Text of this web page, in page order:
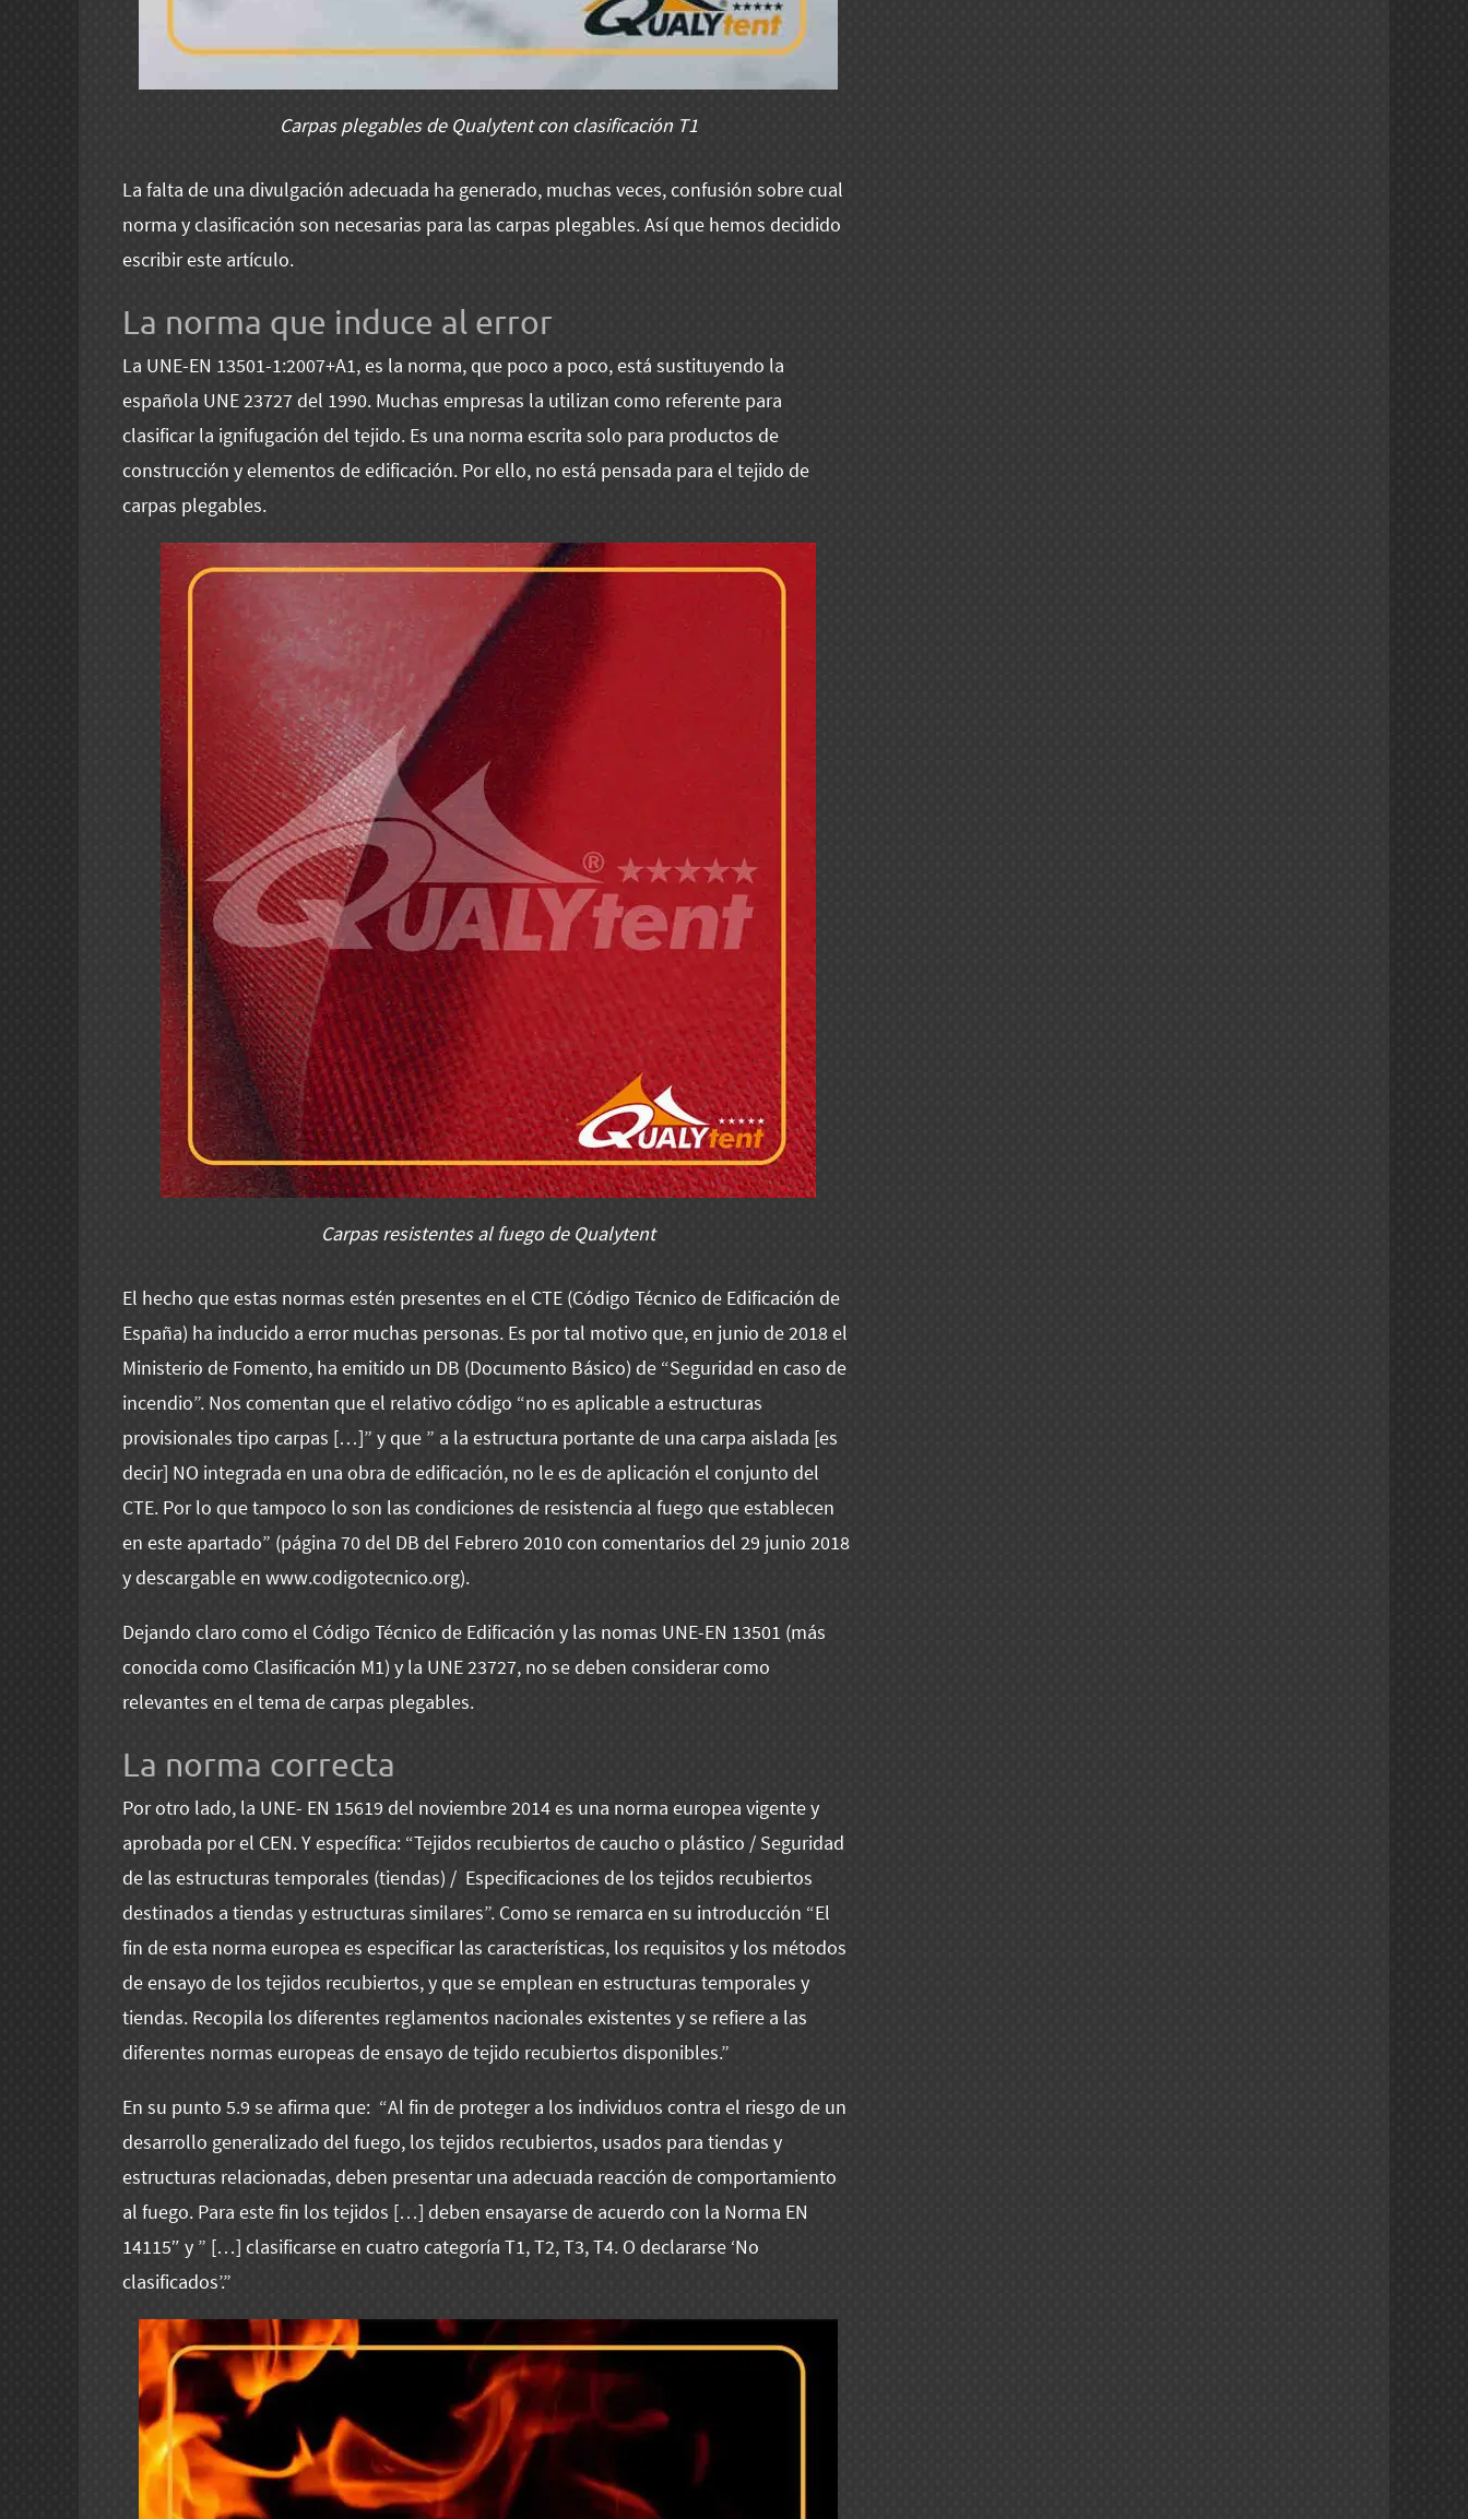
Carpas plegables de Qualytent con clasificación T1
La falta de una divulgación adecuada ha generado, muchas veces, confusión sobre cual
norma y clasificación son necesarias para las carpas plegables. Así que hemos decidido
escribir este artículo.
La norma que induce al error
La UNE-EN 13501-1:2007+A1, es la norma, que poco a poco, está sustituyendo la
española UNE 23727 del 1990. Muchas empresas la utilizan como referente para
clasificar la ignifugación del tejido. Es una norma escrita solo para productos de
construcción y elementos de edificación. Por ello, no está pensada para el tejido de
carpas plegables.
Carpas resistentes al fuego de Qualytent
El hecho que estas normas estén presentes en el CTE (Código Técnico de Edificación de
España) ha inducido a error muchas personas. Es por tal motivo que, en junio de 2018 el
Ministerio de Fomento, ha emitido un DB (Documento Básico) de “Seguridad en caso de
incendio”. Nos comentan que el relativo código “no es aplicable a estructuras
provisionales tipo carpas […]” y que ” a la estructura portante de una carpa aislada [es
decir] NO integrada en una obra de edificación, no le es de aplicación el conjunto del
CTE. Por lo que tampoco lo son las condiciones de resistencia al fuego que establecen
en este apartado” (página 70 del DB del Febrero 2010 con comentarios del 29 junio 2018
y descargable en www.codigotecnico.org).
Dejando claro como el Código Técnico de Edificación y las nomas UNE-EN 13501 (más
conocida como Clasificación M1) y la UNE 23727, no se deben considerar como
relevantes en el tema de carpas plegables.
La norma correcta
Por otro lado, la UNE- EN 15619 del noviembre 2014 es una norma europea vigente y
aprobada por el CEN. Y específica: “Tejidos recubiertos de caucho o plástico / Seguridad
de las estructuras temporales (tiendas) / Especificaciones de los tejidos recubiertos
destinados a tiendas y estructuras similares”. Como se remarca en su introducción “El
fin de esta norma europea es especificar las características, los requisitos y los métodos
de ensayo de los tejidos recubiertos, y que se emplean en estructuras temporales y
tiendas. Recopila los diferentes reglamentos nacionales existentes y se refiere a las
diferentes normas europeas de ensayo de tejido recubiertos disponibles.”
En su punto 5.9 se afirma que: “Al fin de proteger a los individuos contra el riesgo de un
desarrollo generalizado del fuego, los tejidos recubiertos, usados para tiendas y
estructuras relacionadas, deben presentar una adecuada reacción de comportamiento
al fuego. Para este fin los tejidos […] deben ensayarse de acuerdo con la Norma EN
14115″ y ” […] clasificarse en cuatro categoría T1, T2, T3, T4. O declararse ‘No
clasificados’.”